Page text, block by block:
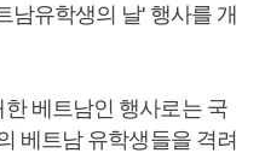
남유학생의 날' 행사를 개
베트남인 행사로는 국
베트남 유학생들을 격려